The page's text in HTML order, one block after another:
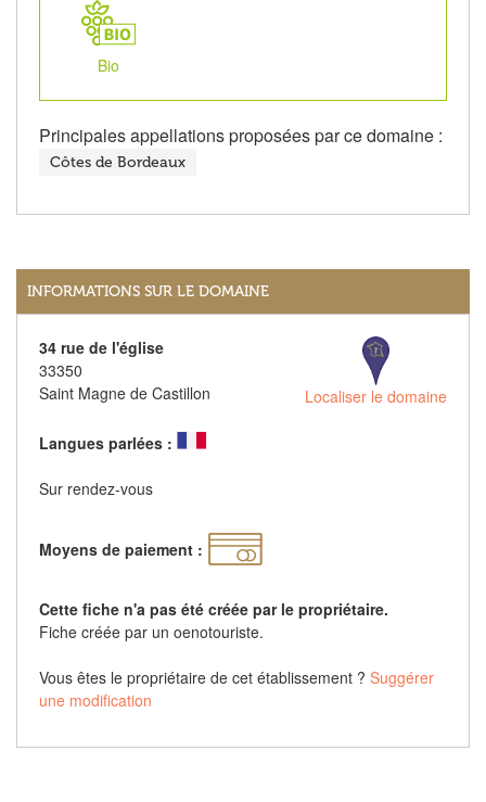
Bio
Principales appellations proposées par ce domaine :
Côtes de Bordeaux
INFORMATIONS SUR LE DOMAINE
34 rue de l'église
33350
Saint Magne de Castillon
Localiser le domaine
Langues parlées :
Sur rendez-vous
Moyens de paiement :
Cette fiche n'a pas été créée par le propriétaire.
Fiche créée par un oenotouriste.
Vous êtes le propriétaire de cet établissement ? Suggérer
une modification